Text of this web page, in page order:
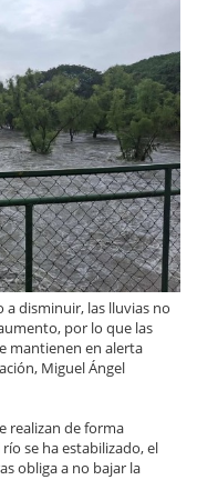
a disminuir, las lluvias no
por lo que las
mantienen en alerta
Miguel Ángel
realizan de forma
se ha estabilizado, el
obliga a no bajar la